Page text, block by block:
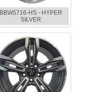
BBW5716-HS - HYPER
SILVER